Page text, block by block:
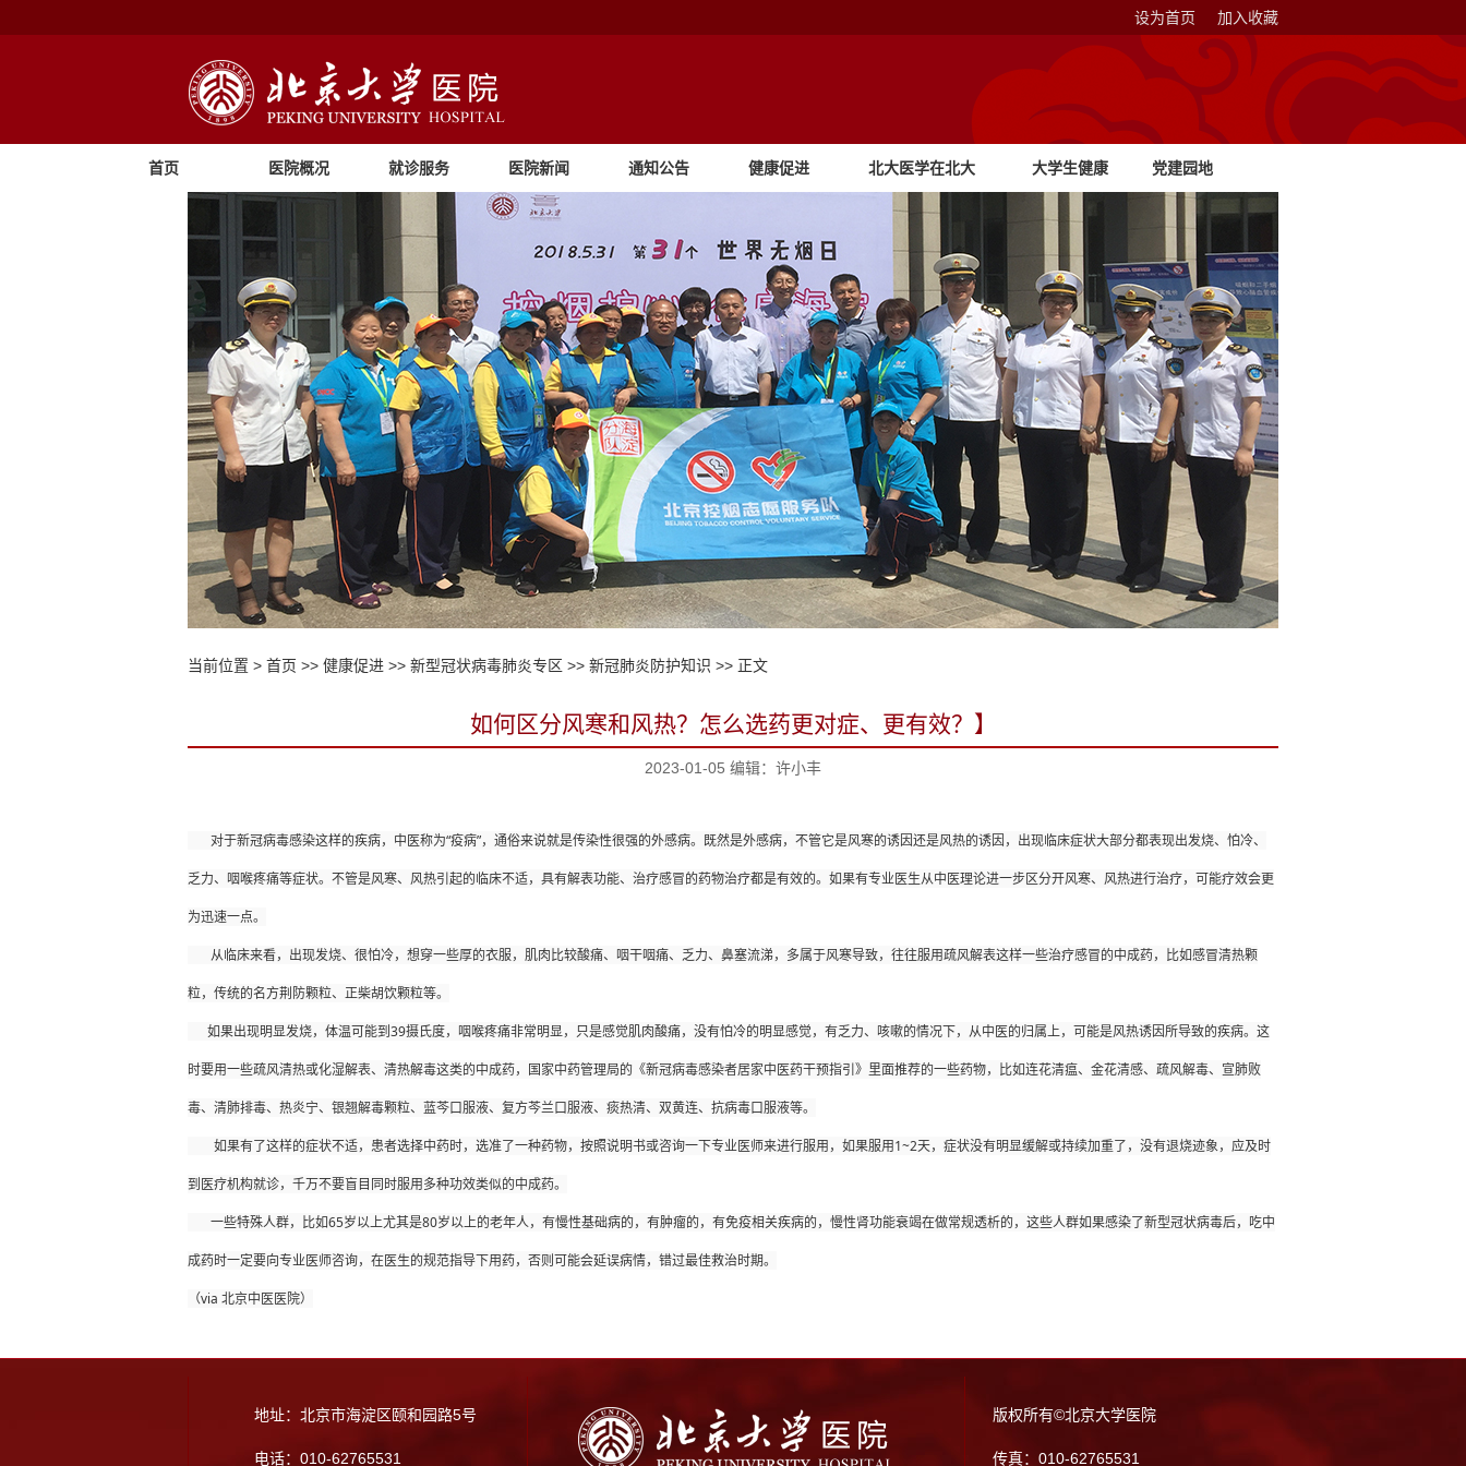
设为首页 加入收藏
首页 医院概况 就诊服务 医院新闻 通知公告 健康促进 北大医学在北大 大学生健康
教育
党建园地
当前位置 > 首页 >> 健康促进 >> 新型冠状病毒肺炎专区 >> 新冠肺炎防护知识 >> 正文
如何区分风寒和风热？怎么选药更对症、更有效？】
2023-01-05 编辑：许小丰
对于新冠病毒感染这样的疾病，中医称为“疫病”，通俗来说就是传染性很强的外感病。既然是外感病，不管它是风寒的诱因还是风热的诱因，出现临床症状大部分都表现出发烧、怕冷、
乏力、咽喉疼痛等症状。不管是风寒、风热引起的临床不适，具有解表功能、治疗感冒的药物治疗都是有效的。如果有专业医生从中医理论进一步区分开风寒、风热进行治疗，可能疗效会更
为迅速一点。
粒，传统的名方荆防颗粒、正柴胡饮颗粒等。
时要用一些疏风清热或化湿解表、清热解毒这类的中成药，国家中药管理局的《新冠病毒感染者居家中医药干预指引》里面推荐的一些药物，比如连花清瘟、金花清感、疏风解毒、宣肺败
毒、清肺排毒、热炎宁、银翘解毒颗粒、蓝芩口服液、复方芩兰口服液、痰热清、双黄连、抗病毒口服液等。
到医疗机构就诊，千万不要盲目同时服用多种功效类似的中成药。
成药时一定要向专业医师咨询，在医生的规范指导下用药，否则可能会延误病情，错过最佳救治时期。
（via 北京中医医院）
地址：北京市海淀区颐和园路5号
电话：010-62765531
版权所有©北京大学医院
传真：010-62765531